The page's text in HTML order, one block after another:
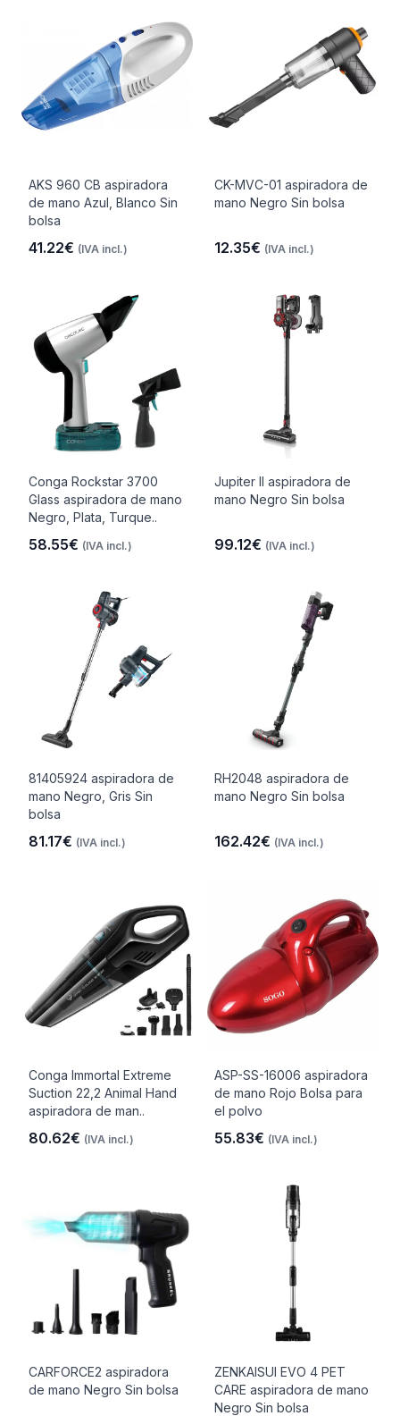
AKS 960 CB aspiradora
de mano Azul, Blanco Sin
bolsa
41.22€ (IVA incl.)
CK-MVC-01 aspiradora de
mano Negro Sin bolsa
12.35€ (IVA incl.)
Conga Rockstar 3700
Glass aspiradora de mano
Negro, Plata, Turque..
58.55€ (IVA incl.)
Jupiter II aspiradora de
mano Negro Sin bolsa
99.12€ (IVA incl.)
81405924 aspiradora de
mano Negro, Gris Sin
bolsa
81.17€ (IVA incl.)
RH2048 aspiradora de
mano Negro Sin bolsa
162.42€ (IVA incl.)
Conga Immortal Extreme
Suction 22,2 Animal Hand
aspiradora de man..
80.62€ (IVA incl.)
ASP-SS-16006 aspiradora
de mano Rojo Bolsa para
el polvo
55.83€ (IVA incl.)
CARFORCE2 aspiradora
de mano Negro Sin bolsa
ZENKAISUI EVO 4 PET
CARE aspiradora de mano
Negro Sin bolsa